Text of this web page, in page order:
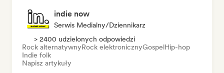
indie now
Serwis Medialny/Dziennikarz
> 2400 udzielonych odpowiedzi
Rock alternatywnyRock elektronicznyGospelHip-hop
Indie folk
Napisz artykuły